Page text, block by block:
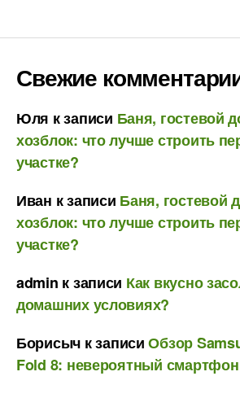
Свежие
Юля к записи Баня, гостевой
хозблок: что лучше строить
участке?
Иван к записи Баня, гостевой
хозблок: что лучше строить
участке?
admin к записи Как вкусно
домашних условиях?
Борисыч к записиОбзор
Fold 8: невероятный